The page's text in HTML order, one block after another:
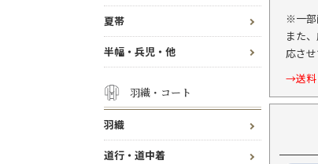
夏帯
半幅・兵児・他
羽織・コート
羽織
道行・道中着
※一部
また
応さ
→送料